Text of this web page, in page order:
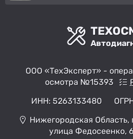
ООО «ТехЭксперт» -
осмотра №15393
ИНН: 5263133480
Нижегородская
улица Федосеенко,